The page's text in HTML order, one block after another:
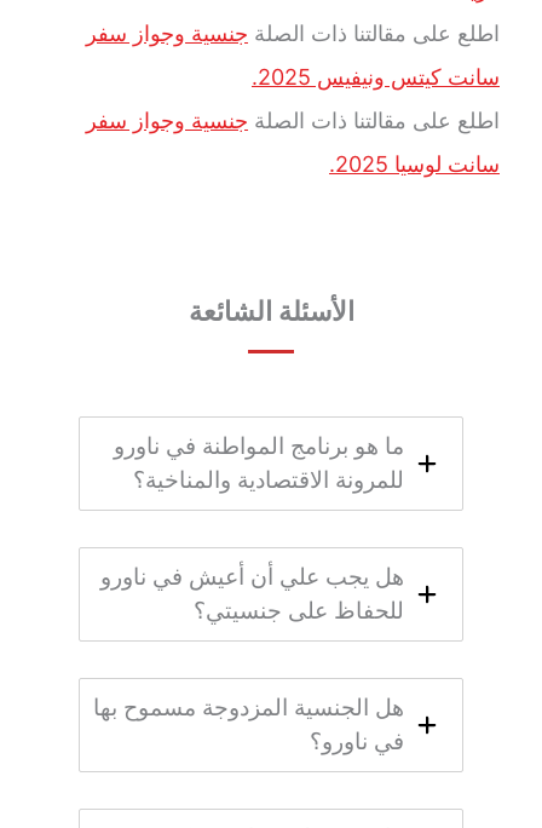
اطلع على مقالتنا ذات الصلة جنسية وجواز سفر
سانت كيتس ونيفيس 2025.
اطلع على مقالتنا ذات الصلة جنسية وجواز سفر
سانت لوسيا 2025.
الأسئلة الشائعة
ما هو برنامج المواطنة في ناورو
للمرونة الاقتصادية والمناخية؟
هل يجب علي أن أعيش في ناورو
للحفاظ على جنسيتي؟
هل الجنسية المزدوجة مسموح بها
في ناورو؟